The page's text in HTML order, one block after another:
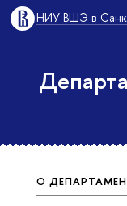
НИУ ВШЭ в
О